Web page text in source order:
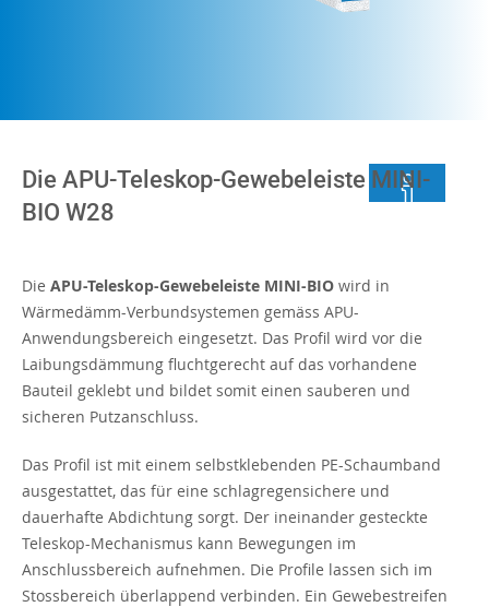
Die APU-Teleskop-Gewebeleiste MINI-
BIO W28
Die APU-Teleskop-Gewebeleiste MINI-BIO wird in
Wärmedämm-Verbundsystemen gemäss APU-
Anwendungsbereich eingesetzt. Das Profil wird vor die
Laibungsdämmung fluchtgerecht auf das vorhandene
Bauteil geklebt und bildet somit einen sauberen und
sicheren Putzanschluss.
Das Profil ist mit einem selbstklebenden PE-Schaumband
ausgestattet, das für eine schlagregensichere und
dauerhafte Abdichtung sorgt. Der ineinander gesteckte
Teleskop-Mechanismus kann Bewegungen im
Anschlussbereich aufnehmen. Die Profile lassen sich im
Stossbereich überlappend verbinden. Ein Gewebestreifen